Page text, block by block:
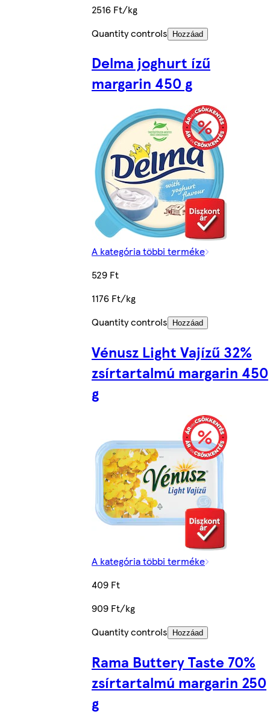
2516 Ft/kg
Quantity controls
Hozzáad
Delma joghurt ízű
margarin 450 g
A kategória többi terméke
529 Ft
1176 Ft/kg
Quantity controls
Hozzáad
Vénusz Light Vajízű 32%
zsírtartalmú margarin 450
g
A kategória többi terméke
409 Ft
909 Ft/kg
Quantity controls
Hozzáad
Rama Buttery Taste 70%
zsírtartalmú margarin 250
g